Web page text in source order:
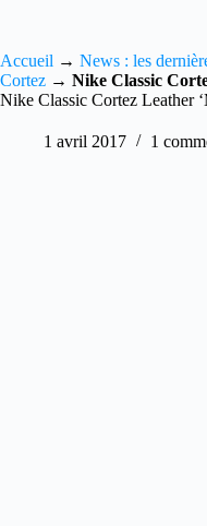
Accueil → News : les
Cortez → Nike Classic
Nike Classic Cortez Leather
1 avril 2017 1